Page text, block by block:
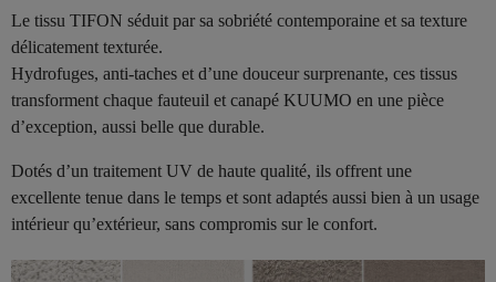
Le tissu TIFON séduit par sa sobriété contemporaine et sa texture
délicatement texturée.
Hydrofuges, anti-taches et d’une douceur surprenante, ces tissus
transforment chaque fauteuil et canapé KUUMO en une pièce
d’exception, aussi belle que durable.
Dotés d’un traitement UV de haute qualité, ils offrent une
excellente tenue dans le temps et sont adaptés aussi bien à un usage
intérieur qu’extérieur, sans compromis sur le confort.